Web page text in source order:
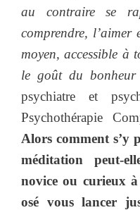
au contraire se
comprendre, l’aimer
moyen, accessible à
le goût du
psychiatre et
Psychothérapie
Alors comment s’y
méditation peut-
novice ou curieux
osé vous lancer